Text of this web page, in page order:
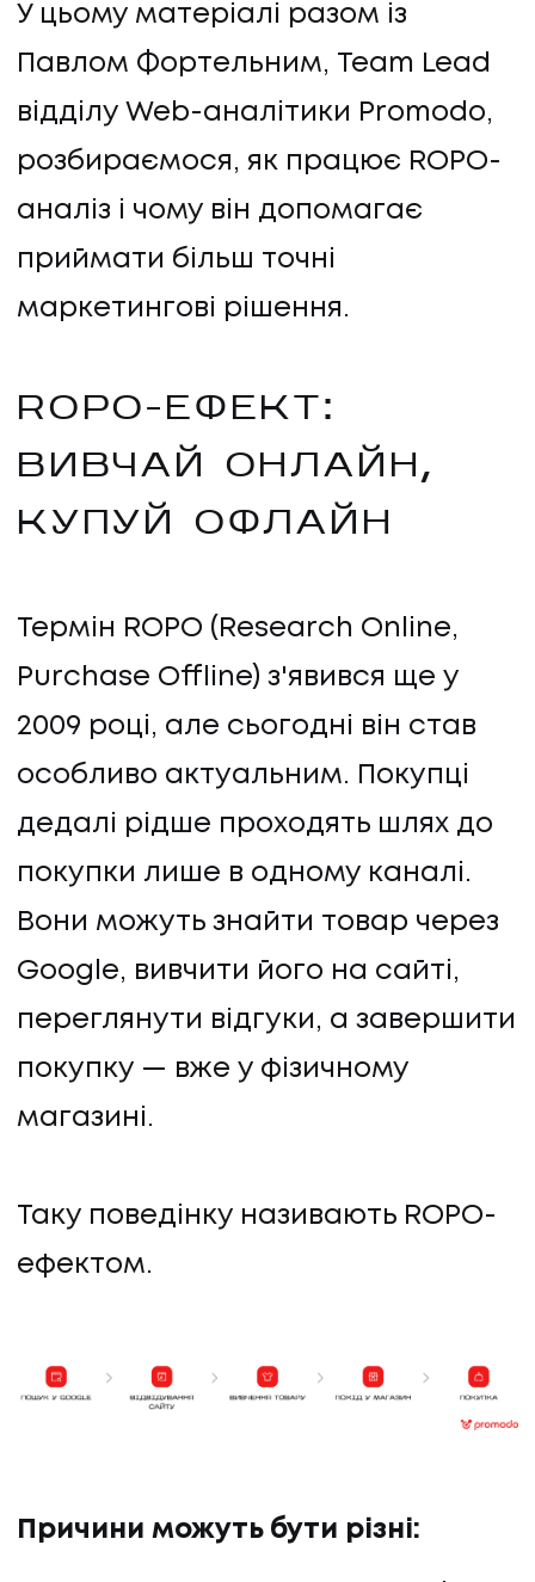
У цьому матеріалі разом із
Павлом Фортельним, Team Lead
відділу Web-аналітики Promodo,
розбираємося, як працює ROPO-
аналіз і чому він допомагає
приймати більш точні
маркетингові рішення.
ROPO-ЕФЕКТ:
ВИВЧАЙ ОНЛАЙН,
КУПУЙ ОФЛАЙН
Термін ROPO (Research Online,
Purchase Offline) з'явився ще у
2009 році, але сьогодні він став
особливо актуальним. Покупці
дедалі рідше проходять шлях до
покупки лише в одному каналі.
Вони можуть знайти товар через
Google, вивчити його на сайті,
переглянути відгуки, а завершити
покупку — вже у фізичному
магазині.
Таку поведінку називають ROPO-
ефектом.
Причини можуть бути різні:
ПОСЛУГИ
КЕЙСИ
КЕЙСИ
ПРО НАС